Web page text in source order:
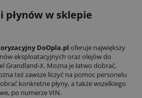
płynów w sklepie
DoOpla.pl oferuje największy
eksploatacyjnych oraz olejów do
Grandland-X. Można je łatwo dobrać,
też zawsze liczyć na pomoc personelu
konkretne płyny, a także wszelkiego
po numerze VIN.